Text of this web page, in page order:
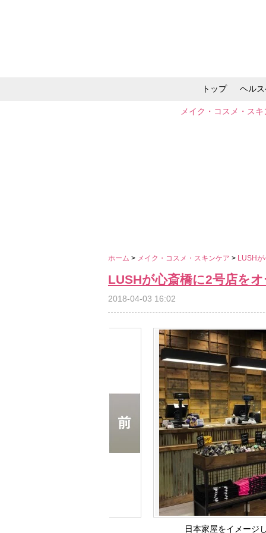
トップ ヘル
メイク・コスメ・ス
ホーム > メイク・コスメ・スキンケア > LUSH
LUSHが心斎橋に2号店を
2018-04-03 16:02
日本家屋をイメージ